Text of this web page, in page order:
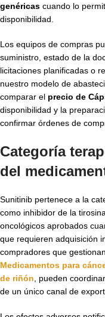
genéricas cuando lo
disponibilidad.
Los equipos de compras
suministro, estado de la
licitaciones planificadas o
nuestro modelo de
comparar el precio de
disponibilidad y la
confirmar órdenes de
Categoría
del
Sunitinib pertenece a la
como inhibidor de la
oncológicos aprobados
que requieren adquisición
compradores que
Medicamentos para
de riñón , pueden
de un único canal de